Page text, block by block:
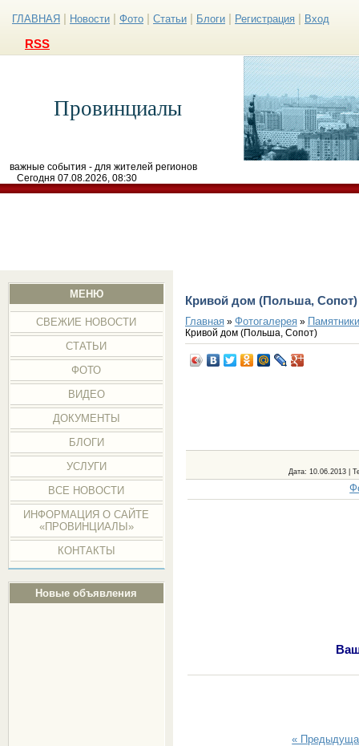
ГЛАВНАЯ Новости Фото Статьи Блоги Регистрация Вход
RSS
Провинциалы
важные события - для жителей регионов
Сегодня 07.08.2026, 08:30
МЕНЮ
СВЕЖИЕ НОВОСТИ
СТАТЬИ
ФОТО
ВИДЕО
ДОКУМЕНТЫ
БЛОГИ
УСЛУГИ
ВСЕ НОВОСТИ
ИНФОРМАЦИЯ О САЙТЕ
«ПРОВИНЦИАЛЫ»
КОНТАКТЫ
Новые объявления
Кривой дом (Польша,
Главная» Фотогалерея»
Кривой дом (Польша, Сопот)
Дата: 10.06.2013 |
«